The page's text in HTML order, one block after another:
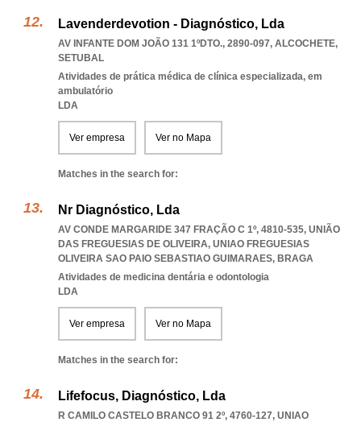
Lavenderdevotion - Diagnóstico, Lda
AV INFANTE DOM JOÃO 131 1ºDTO., 2890-097, ALCOCHETE,
SETUBAL
Atividades de prática médica de clínica especializada, em
ambulatório
LDA
Ver empresa Ver no Mapa
Matches in the search for:
Nr Diagnóstico, Lda
AV CONDE MARGARIDE 347 FRAÇÃO C 1º, 4810-535, UNIÃO
DAS FREGUESIAS DE OLIVEIRA, UNIAO FREGUESIAS
OLIVEIRA SAO PAIO SEBASTIAO GUIMARAES, BRAGA
Atividades de medicina dentária e odontologia
LDA
Ver empresa Ver no Mapa
Matches in the search for:
Lifefocus, Diagnóstico, Lda
R CAMILO CASTELO BRANCO 91 2º, 4760-127, UNIAO